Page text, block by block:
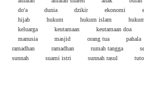
do'a
dunia dzikir ekonomi
hijab
hukum hukum islam
keluarga
keutamaan keutamaan doa
manusia
masjid orang tua pahala
ramadhan
ramadhan rumah tangga
sunnah
suami istri sunnah rasul